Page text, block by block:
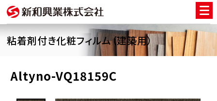
粘着剤付き化粧フィルム（建築用）
Altyno-VQ18159C